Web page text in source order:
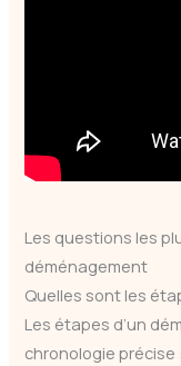
Les questions les
déménagement
Quelles sont les
Les étapes d’un
chronologie précise